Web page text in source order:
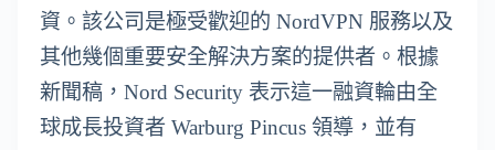
資。該公司是極受歡迎的 NordVPN 服務以及
其他幾個重要安全解決方案的提供者。根據
新聞稿，Nord Security 表示這一融資輪由全
球成長投資者 Warburg Pincus 領導，並有